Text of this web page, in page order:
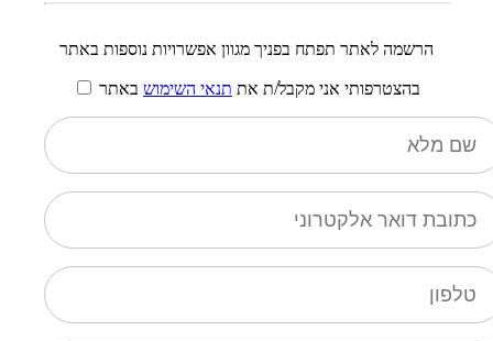
הרשמה לאתר תפתח בפניך מגוון אפשרויות נוספות באתר
בהצטרפותי אני מקבל/ת את תנאי השימוש באתר